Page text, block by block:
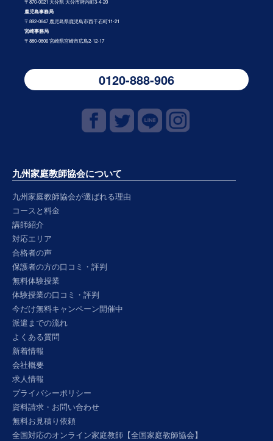
鹿児島事務局
〒892-0847 鹿児島県鹿児島市西千石町11-21
宮崎事務局
〒880-0806 宮崎県宮崎市広島2-12-17
0120-888-906
九州家庭教師協会について
九州家庭教師協会が選ばれる理由
コースと料金
講師紹介
対応エリア
合格者の声
保護者の方の口コミ・評判
無料体験授業
体験授業の口コミ・評判
今だけ無料キャンペーン開催中
派遣までの流れ
よくある質問
新着情報
会社概要
求人情報
プライバシーポリシー
資料請求・お問い合わせ
無料お見積り依頼
全国対応のオンライン家庭教師【全国家庭教師協会】